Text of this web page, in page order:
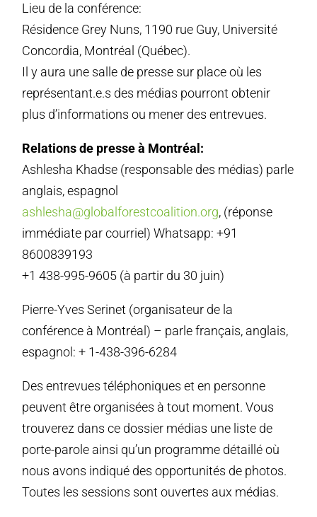
Lieu de la conférence:
Résidence Grey Nuns, 1190 rue Guy, Université
Concordia, Montréal (Québec).
Il y aura une salle de presse sur place où les
représentant.e.s des médias pourront obtenir
plus d’informations ou mener des entrevues.
Relations de presse à Montréal:
Ashlesha Khadse (responsable des médias) parle
anglais, espagnol
ashlesha@globalforestcoalition.org, (réponse
immédiate par courriel) Whatsapp: +91
8600839193
+1 438-995-9605 (à partir du 30 juin)
Pierre-Yves Serinet (organisateur de la
conférence à Montréal) – parle français, anglais,
espagnol: + 1-438-396-6284
Des entrevues téléphoniques et en personne
peuvent être organisées à tout moment. Vous
trouverez dans ce dossier médias une liste de
porte-parole ainsi qu’un programme détaillé où
nous avons indiqué des opportunités de photos.
Toutes les sessions sont ouvertes aux médias.